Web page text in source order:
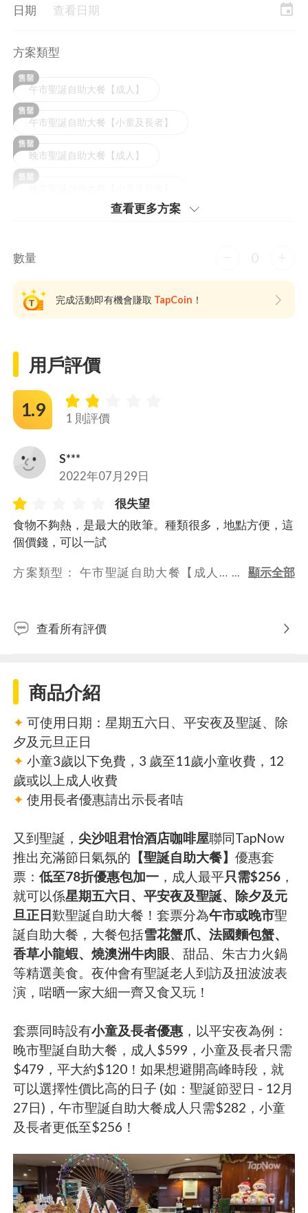
日期 查看日期 event
方案類型
午市聖誕自助大餐【成人】
午市聖誕自助大餐【小童及長者】
晚市聖誕自助大餐【成人】
查看更多⽅案
數量 0
完成活動即有機會賺取 TapCoin ！
用戶評價
1.9 1 則評價
S***
2022年07月29日
很失望
食物不夠熱，是最大的敗筆。種類很多，地點方便，這
個價錢，可以一試
方案類型： 午市聖誕自
查看所有評價
商品介紹
✦ 可使用日期：星期五六日、平安夜及聖誕、除
夕及元旦正日
✦ 小童3歲以下免費，3 歲至11歲小童收費，12
歲或以上成人收費
✦ 使用長者優惠請出示長者咭
又到聖誕，尖沙咀君怡酒店咖啡屋聯同TapNow
推出充滿節日氣氛的 【聖誕自助大餐】優惠套
票：低至78折優惠包加一 ，成人最平只需$256 ，
就可以係星期五六日、平安夜及聖誕、除夕及元
旦正日歎聖誕自助大餐！套票分為午市或晚市聖
誕自助大餐，大餐包括雪花蟹爪、法國麵包蟹、
香草小龍蝦、燒澳洲牛肉眼、甜品、朱古力火鍋
等精選美食。夜仲會有聖誕老人到訪及扭波波表
演，啱晒一家大細一齊又食又玩！
套票同時設有小童及長者優惠 ，以平安夜為例：
晚市聖誕自助大餐，成人$599，小童及長者只需
$479，平大約$120！如果想避開高峰時段，就
可以選擇性價比高的日子 (如：聖誕節翌日 - 12月
27日)，午市聖誕自助大餐成人只需$282，小童
及長者更低至$256！